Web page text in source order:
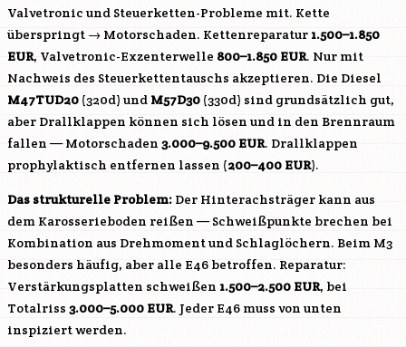
Valvetronic und Steuerketten-Probleme mit. Kette
überspringt → Motorschaden. Kettenreparatur 1.500–1.850
EUR, Valvetronic-Exzenterwelle 800–1.850 EUR. Nur mit
Nachweis des Steuerkettentauschs akzeptieren. Die Diesel
M47TUD20 (320d) und M57D30 (330d) sind grundsätzlich gut,
aber Drallklappen können sich lösen und in den Brennraum
fallen — Motorschaden 3.000–9.500 EUR. Drallklappen
prophylaktisch entfernen lassen (200–400 EUR).
Das strukturelle Problem: Der Hinterachsträger kann aus
dem Karosserieboden reißen — Schweißpunkte brechen bei
Kombination aus Drehmoment und Schlaglöchern. Beim M3
besonders häufig, aber alle E46 betroffen. Reparatur:
Verstärkungsplatten schweißen 1.500–2.500 EUR, bei
Totalriss 3.000–5.000 EUR. Jeder E46 muss von unten
inspiziert werden.